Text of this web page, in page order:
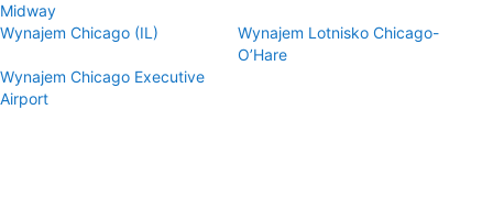
Midway
Wynajem Chicago (IL)
Wynajem Lotnisko Chicago-
O’Hare
Wynajem Chicago Executive
Airport